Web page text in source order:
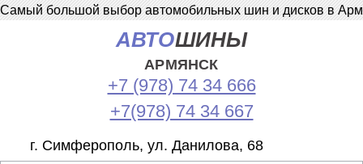
Самый большой выбор автомобильных шин и дисков в
АВТОШИНЫ
АРМЯНСК
+7 (978) 74 34 666
+7(978) 74 34 667
г. Симферополь, ул. Данилова, 68